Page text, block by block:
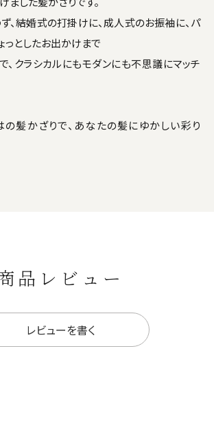
ず、結婚式の打掛けに、成人式のお振袖に、パ
っとしたお出かけまで
、クラシカルにもモダンにも不思議にマッチ
髪かざりで、あなたの髪にゆかしい彩り
品レビュー
レビューを書く